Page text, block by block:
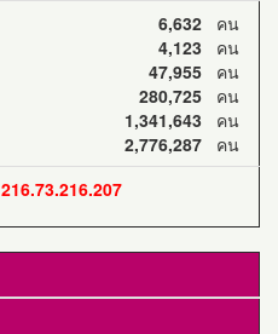
6,632 คน
4,123 คน
47,955 คน
280,725 คน
1,341,643 คน
2,776,287 คน
216.73.216.207